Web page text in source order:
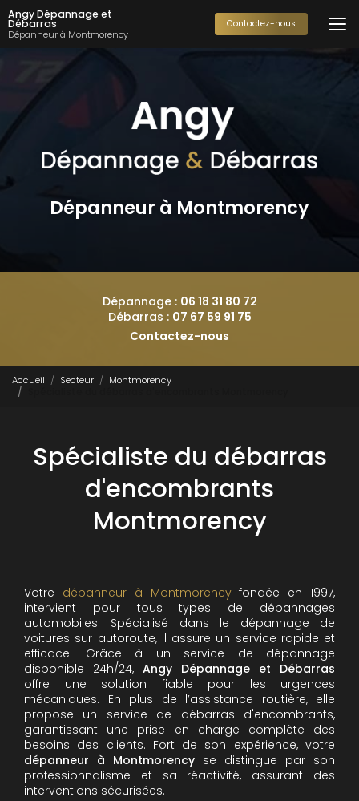
Aller
au
contenu
Angy Dépannage et
Débarras
Dépanneur à Montmorency
Contactez-nous
Dépanneur à Montmorency
Dépannage : 06 18 31 80 72
Débarras : 07 67 59 91 75
Contactez-nous
Accueil Secteur
Montmorency
Spécialiste du débarras
d'encombrants
Montmorency
Votre dépanneur à Montmorencyfondée en 1997,
intervient pour tous types de dépannages
automobiles. Spécialisé dans le dépannage de
voitures sur autoroute, il assure un service rapide et
efficace. Grâce à un service de dépannage
disponible 24h/24, Angy Dépannage et Débarras
offre une solution fiable pour les urgences
mécaniques. En plus de l’assistance routière, elle
propose un service de débarras d'encombrants,
garantissant une prise en charge complète des
besoins des clients. Fort de son expérience, votre
dépanneur à Montmorency se distingue par son
professionnalisme et sa réactivité, assurant des
interventions sécurisées.